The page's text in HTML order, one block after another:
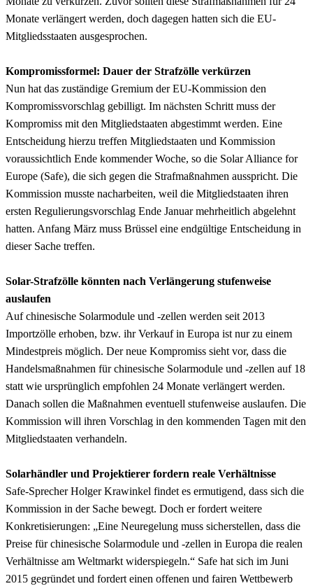
Monate verlängert werden, doch dagegen hatten sich die EU-
Mitgliedsstaaten ausgesprochen.
Kompromissformel: Dauer der Strafzölle verkürzen
Nun hat das zuständige Gremium der EU-Kommission den
Kompromissvorschlag gebilligt. Im nächsten Schritt muss der
Kompromiss mit den Mitgliedstaaten abgestimmt werden. Eine
Entscheidung hierzu treffen Mitgliedstaaten und Kommission
voraussichtlich Ende kommender Woche, so die Solar Alliance for
Europe (Safe), die sich gegen die Strafmaßnahmen ausspricht. Die
Kommission musste nacharbeiten, weil die Mitgliedstaaten ihren
ersten Regulierungsvorschlag Ende Januar mehrheitlich abgelehnt
hatten. Anfang März muss Brüssel eine endgültige Entscheidung in
dieser Sache treffen.
Solar-Strafzölle könnten nach Verlängerung stufenweise
auslaufen
Auf chinesische Solarmodule und -zellen werden seit 2013
Importzölle erhoben, bzw. ihr Verkauf in Europa ist nur zu einem
Mindestpreis möglich. Der neue Kompromiss sieht vor, dass die
Handelsmaßnahmen für chinesische Solarmodule und -zellen auf 18
statt wie ursprünglich empfohlen 24 Monate verlängert werden.
Danach sollen die Maßnahmen eventuell stufenweise auslaufen. Die
Kommission will ihren Vorschlag in den kommenden Tagen mit den
Mitgliedstaaten verhandeln.
Solarhändler und Projektierer fordern reale Verhältnisse
Safe-Sprecher Holger Krawinkel findet es ermutigend, dass sich die
Kommission in der Sache bewegt. Doch er fordert weitere
Konkretisierungen: „Eine Neuregelung muss sicherstellen, dass die
Preise für chinesische Solarmodule und -zellen in Europa die realen
Verhältnisse am Weltmarkt widerspiegeln.“ Safe hat sich im Juni
2015 gegründet und fordert einen offenen und fairen Wettbewerb